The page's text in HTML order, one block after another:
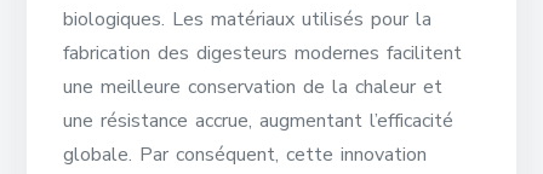
biologiques. Les matériaux utilisés pour la
fabrication des digesteurs modernes facilitent
une meilleure conservation de la chaleur et
une résistance accrue, augmentant l’efficacité
globale. Par conséquent, cette innovation